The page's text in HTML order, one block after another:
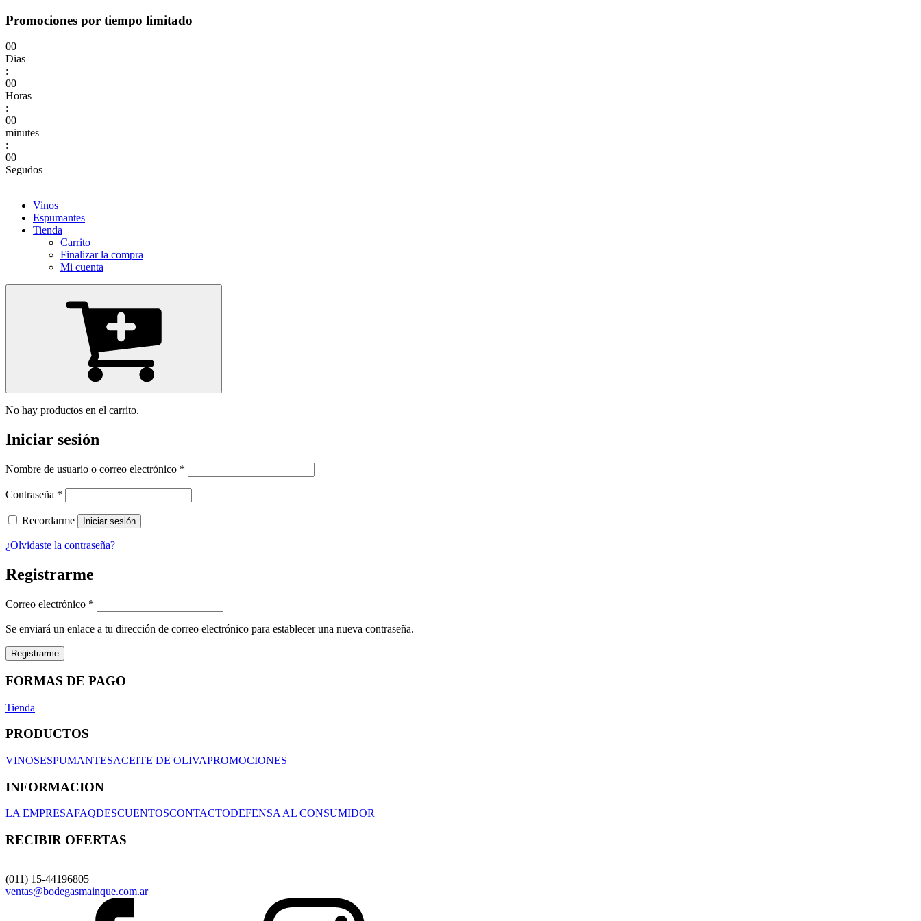
Promociones por tiempo limitado
00
Dias
:
00
Horas
:
00
minutes
:
00
Segudos
Vinos
Espumantes
Tienda
Carrito
Finalizar la compra
Mi cuenta
No hay productos en el carrito.
Iniciar sesión
Nombre de usuario o correo electrónico *
Contraseña *
Recordarme Iniciar sesión
¿Olvidaste la contraseña?
Registrarme
Correo electrónico *
Se enviará un enlace a tu dirección de correo electrónico para establecer una nueva contraseña.
Registrarme
FORMAS DE PAGO
Tienda
PRODUCTOS
VINOSESPUMANTESACEITE DE OLIVAPROMOCIONES
INFORMACION
LA EMPRESAFAQDESCUENTOSCONTACTODEFENSA AL CONSUMIDOR
RECIBIR OFERTAS
(011) 15-44196805
ventas@bodegasmainque.com.ar